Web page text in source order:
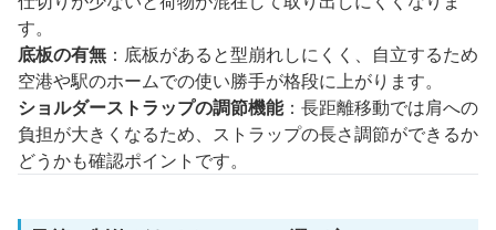
す。
底板の有無 ：底板があると型崩れしにくく、自立するため
空港や駅のホームでの使い勝手が格段に上がります。
ショルダーストラップの調節機能：長距離移動では肩への
負担が大きくなるため、ストラップの長さ調節ができるか
どうかも確認ポイントです。